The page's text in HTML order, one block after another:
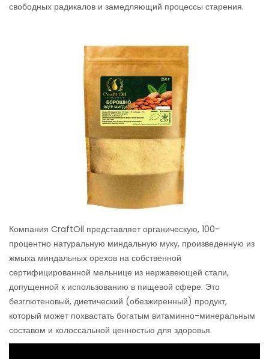
свободных радикалов и замедляющий процессы старения.
Компания CraftOil представляет органическую, 100-
процентно натуральную миндальную муку, произведенную из
жмыха миндальных орехов на собственной
сертифицированной мельнице из нержавеющей стали,
допущенной к использованию в пищевой сфере. Это
безглютеновый, диетический (обезжиренный) продукт,
который может похвастать богатым витаминно-минеральным
составом и колоссальной ценностью для здоровья.